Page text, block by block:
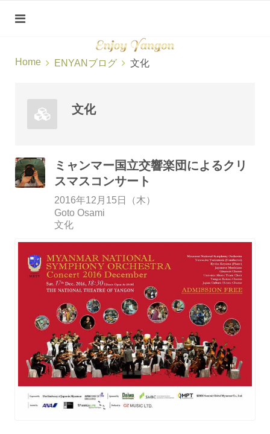
Home ENYANブログ 文化
文化
ミャンマー国立交響楽団によるクリ
スマスコンサート
2016年12月15日（木）
Goto Osami
文化